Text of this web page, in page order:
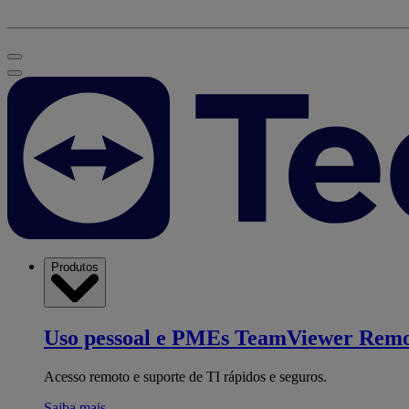
Produtos
Uso pessoal e PMEs TeamViewer
Acesso remoto e suporte de TI rápidos e seguros.